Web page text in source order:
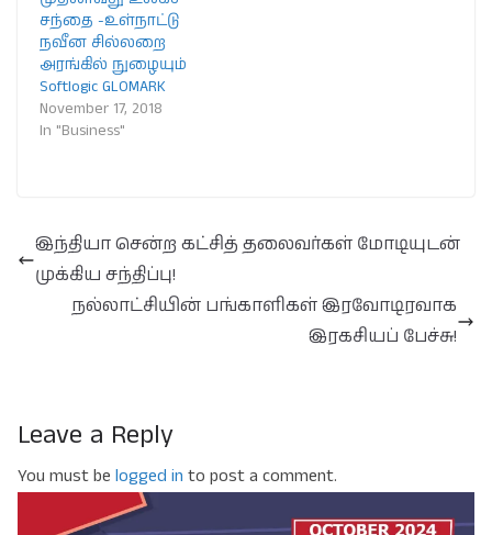
சந்தை -உள்நாட்டு
நவீன சில்லறை
அரங்கில் நுழையும்
Softlogic GLOMARK
November 17, 2018
In "Business"
இந்தியா சென்ற கட்சித் தலைவர்கள் மோடியுடன்
முக்கிய சந்திப்பு!
நல்லாட்சியின் பங்காளிகள் இரவோடிரவாக
இரகசியப் பேச்சு!
Leave a Reply
You must be logged in to post a comment.